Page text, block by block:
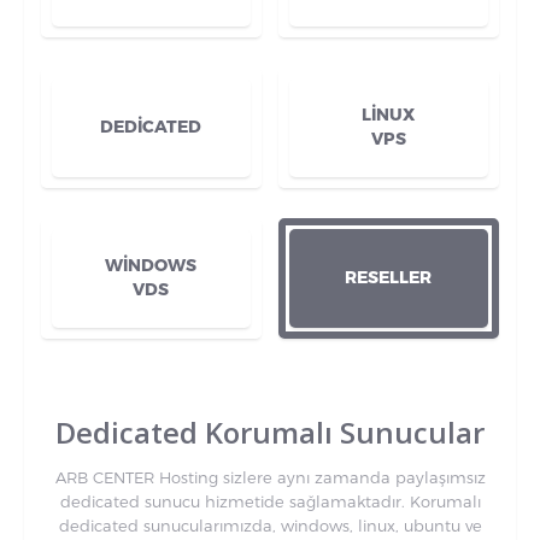
DEDİCATED
LİNUX
VPS
WİNDOWS
VDS
RESELLER
Dedicated Korumalı Sunucular
ARB CENTER Hosting sizlere aynı zamanda paylaşımsız
dedicated sunucu hizmetide sağlamaktadır. Korumalı
dedicated sunucularımızda, windows, linux, ubuntu ve